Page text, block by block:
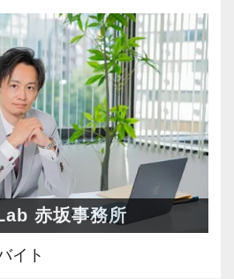
立ててどんどん達成してい
ってみたい！」という強い
迎です！
て頂けると思います。
りたい」「こんな風に成⻑
サービスを提供したい」と
パワーのある方を求めてい
はとても勇気がいることで
ために一歩を踏み出して一
せんか？
席替えで、より多くのこと
レスと固定席を併用しなが
す。
席替えやチームの班替えを
験の異なる様々な人と一緒
、より柔軟かつ多彩なノウ
けられる体制を整えていま
れぞれの拠点での交流もあ
候補として、将来的にオフ
の力を求めています。
もOK！
ーション能力を重視しま
です。誠実に仕事を行い、
ただくことを大事にしてく
す。
要です。
資格手当など、資格取得を
環境を整えてお待ちしてい
について】
女性3名の6名体制です。
こそ、メンバー同士の距離
い環境が特徴です。
験や資格だけでなく、人柄
有者、子育て中の方、資格
中の方など、さまざまなメ
ます。
で入社された方や、経験を
方も活躍しています。
、どのような方でも安心し
事務所を創っていくことを
ジタルの活用が急速に進
階から、業務効率化につな
赤坂事務所
イト